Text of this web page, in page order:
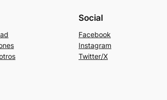
Social
Facebook
Instagram
Twitter/X